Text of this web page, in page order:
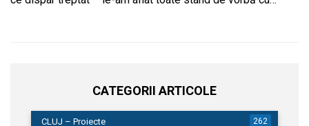
CATEGORII ARTICOLE
CLUJ – Proiecte 262